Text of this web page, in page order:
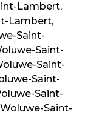
Lambert,
Lambert,
Saint-
Saint-
Saint-
Saint-
Saint-
Saint-